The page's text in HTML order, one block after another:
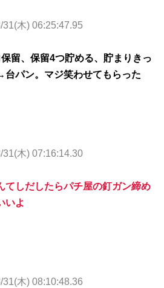
31(木) 06:25:47.95
留、保留4つ貯める、貯まりきっ
パン。マジ笑わせてもらった
31(木) 07:16:14.30
てしだしたらパチ屋の釘ガン締め
いよ
31(木) 08:10:48.36